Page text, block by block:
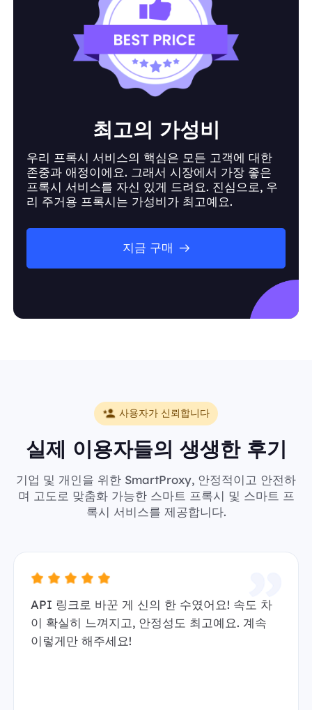
최고의 가성비
우리 프록시 서비스의 핵심은 모든 고객에 대한
존중과 애정이에요. 그래서 시장에서 가장 좋은
프록시 서비스를 자신 있게 드려요. 진심으로, 우
리 주거용 프록시는 가성비가 최고예요.
지금 구매
사용자가 신뢰합니다
실제 이용자들의 생생한 후기
기업 및 개인을 위한 SmartProxy, 안정적이고 안전하
며 고도로 맞춤화 가능한 스마트 프록시 및 스마트 프
록시 서비스를 제공합니다.
API 링크로 바꾼 게 신의 한 수였어요! 속도 차
이 확실히 느껴지고, 안정성도 최고예요. 계속
이렇게만 해주세요!